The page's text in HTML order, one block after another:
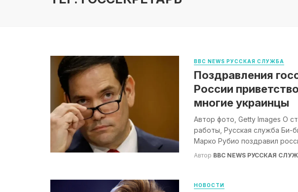
BBC NEWS РУССКАЯ СЛУЖБА
Поздравления
России
многие украинцы
Автор фото, Getty Images О
работы, Русская служба Би-
Марко Рубио поздравил
Автор BBC NEWS РУССКАЯ
НОВОСТИ